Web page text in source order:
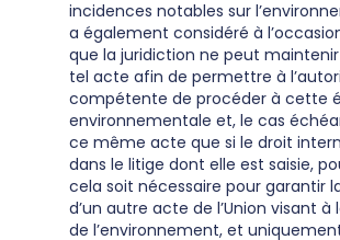
incidences notables sur
a également considéré à
que la juridiction ne peut
tel acte afin de permettre à
compétente de procéder à cette
environnementale et, le cas
ce même acte que si le droit
dans le litige dont elle est saisie,
cela soit nécessaire pour garantir
d’un autre acte de l’Union visant
de l’environnement, et